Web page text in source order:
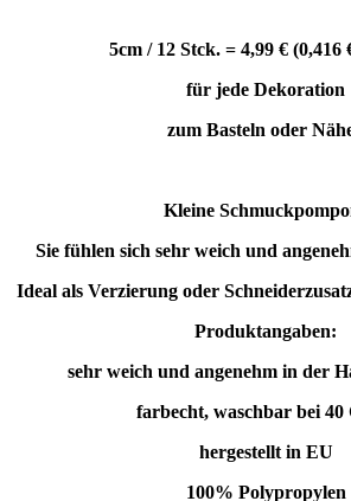
5cm / 12 Stck. = 4,99 € (0,416
für jede Dekoration
zum Basteln oder
Kleine
Sie fühlen sich sehr weich und
Ideal als Verzierung oder
Produktangaben:
sehr weich und angenehm in der
farbecht, waschbar bei 40
hergestellt in EU
100% Polypropylen